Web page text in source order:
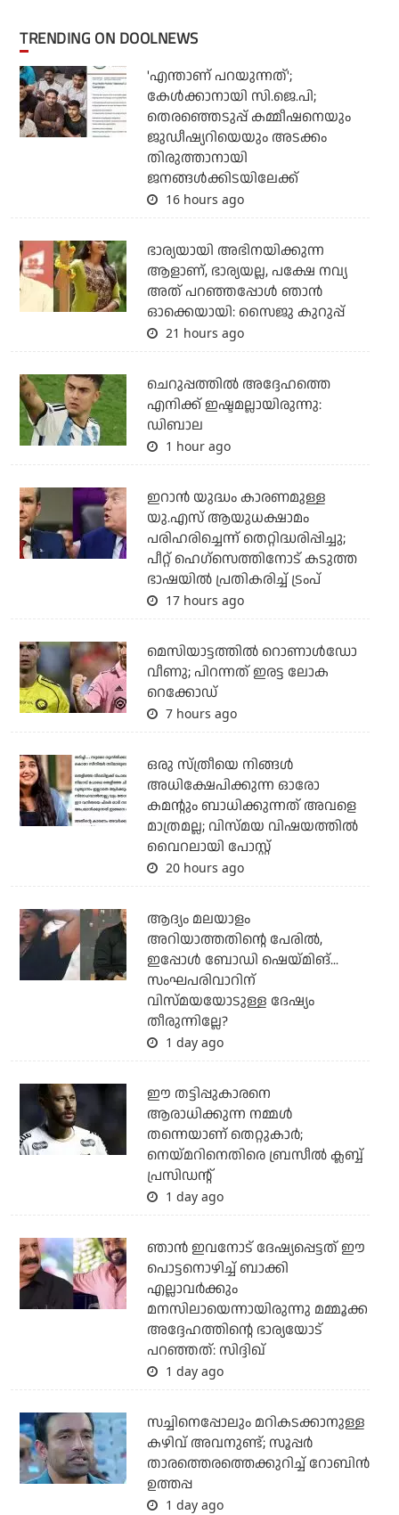
TRENDING ON DOOLNEWS
'എന്താണ് പറയുന്നത്';
കേള്‍ക്കാനായി സി.ജെ.പി;
തെരഞ്ഞെടുപ്പ് കമ്മീഷനെയും
ജുഡീഷ്യറിയെയും അടക്കം
തിരുത്താനായി
ജനങ്ങള്‍ക്കിടയിലേക്ക്
16 hours ago
ഭാര്യയായി അഭിനയിക്കുന്ന
ആളാണ്, ഭാര്യയല്ല, പക്ഷേ നവ്യ
അത് പറഞ്ഞപ്പോള്‍ ഞാന്‍
ഓക്കെയായി: സൈജു കുറുപ്പ്
21 hours ago
ചെറുപ്പത്തില്‍ അദ്ദേഹത്തെ
എനിക്ക് ഇഷ്ടമല്ലായിരുന്നു:
ഡിബാല
1 hour ago
ഇറാന്‍ യുദ്ധം കാരണമുള്ള
യു.എസ് ആയുധക്ഷാമം
പരിഹരിച്ചെന്ന് തെറ്റിദ്ധരിപ്പിച്ചു;
പീറ്റ് ഹെഗ്‌സെത്തിനോട് കടുത്ത
ഭാഷയില്‍ പ്രതികരിച്ച് ട്രംപ്
17 hours ago
മെസിയാട്ടത്തില്‍ റൊണാള്‍ഡോ
വീണു; പിറന്നത് ഇരട്ട ലോക
റെക്കോഡ്
7 hours ago
ഒരു സ്ത്രീയെ നിങ്ങള്‍
അധിക്ഷേപിക്കുന്ന ഓരോ
കമന്റും ബാധിക്കുന്നത് അവളെ
മാത്രമല്ല; വിസ്മയ വിഷയത്തില്‍
വൈറലായി പോസ്റ്റ്
20 hours ago
ആദ്യം മലയാളം
അറിയാത്തതിന്റെ പേരില്‍,
ഇപ്പോള്‍ ബോഡി ഷെയ്മിങ്...
സംഘപരിവാറിന്
വിസ്മയയോടുള്ള ദേഷ്യം
തീരുന്നില്ലേ?
1 day ago
ഈ തട്ടിപ്പുകാരനെ
ആരാധിക്കുന്ന നമ്മള്‍
തന്നെയാണ് തെറ്റുകാര്‍;
നെയ്മറിനെതിരെ ബ്രസീല്‍ ക്ലബ്ബ്
പ്രസിഡന്റ്
1 day ago
ഞാന്‍ ഇവനോട് ദേഷ്യപ്പെട്ടത് ഈ
പൊട്ടനൊഴിച്ച് ബാക്കി
എല്ലാവര്‍ക്കും
മനസിലായെന്നായിരുന്നു മമ്മൂക്ക
അദ്ദേഹത്തിന്റെ ഭാര്യയോട്
പറഞ്ഞത്: സിദ്ദിഖ്
1 day ago
സച്ചിനെപ്പോലും മറികടക്കാനുള്ള
കഴിവ് അവനുണ്ട്; സൂപ്പര്‍
താരത്തെരത്തെക്കുറിച്ച് റോബിന്‍
ഉത്തപ്പ
1 day ago